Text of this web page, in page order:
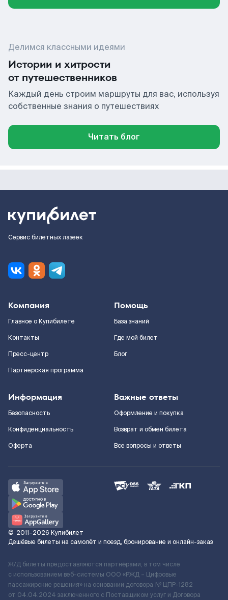
Делимся классными идеями
Истории и хитрости
от путешественников
Каждый день строим маршруты для вас, используя
собственные знания о путешествиях
Читать блог
Сервис билетных лазеек
Компания
Главное о Купибилете
Контакты
Пресс-центр
Партнерская программа
Помощь
База знаний
Где мой билет
Блог
Информация
Безопасность
Конфиденциальность
Оферта
Важные ответы
Оформление и покупка
Возврат и обмен билета
Все вопросы и ответы
© 2011–2026 Купибилет
Дешёвые билеты на самолёт и поезд, бронирование и онлайн-заказ
Ж/Д билеты предоставляются партнёрами, в том числе
с использованием веб-системы ООО «РЖД – Цифровые
пассажирские решения» на основании договора № ЦПР-1282
от 04.04.2024 заключенного с Поставщиком услуг и Договора